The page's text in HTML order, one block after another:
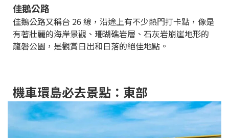
佳鵝公路
佳鵝公路又稱台 26 線，沿途上有不少熱門打卡點，像是
有著壯麗的海岸景觀、珊瑚礁岩層、石灰岩崩崖地形的
龍磐公園，是觀賞日出和日落的絕佳地點。
機車環島必去景點：東部